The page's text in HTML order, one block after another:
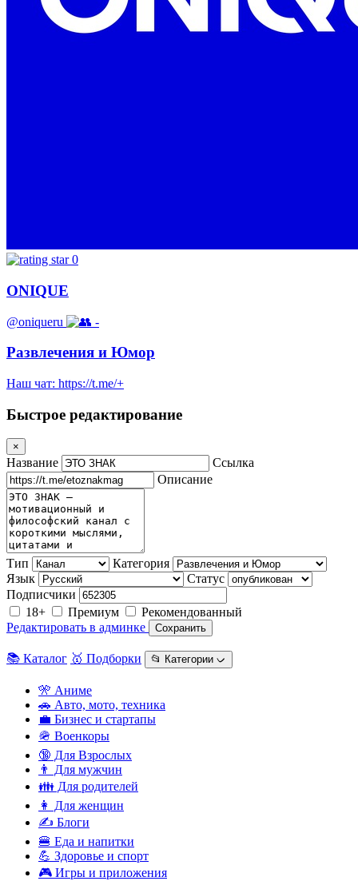
0
ONIQUE
@oniqueru -
Развлечения и Юмор
Наш чат: https://t.me/+
Быстрое редактирование
×
Название
Ссылка
Описание
Тип
Категория
Язык
Статус
Подписчики
18+
Премиум
Рекомендованный
Редактировать в админке
Сохранить
📚 Каталог 🥇 Подборки 📂 Категории ᨆ
🎌 Аниме
🚗 Авто, мото, техника
💼 Бизнес и стартапы
🪖 Военкоры
🔞 Для Взрослых
👨 Для мужчин
👪 Для родителей
👩 Для женщин
✍️ Блоги
🍔 Еда и напитки
💪 Здоровье и спорт
🎮 Игры и приложения